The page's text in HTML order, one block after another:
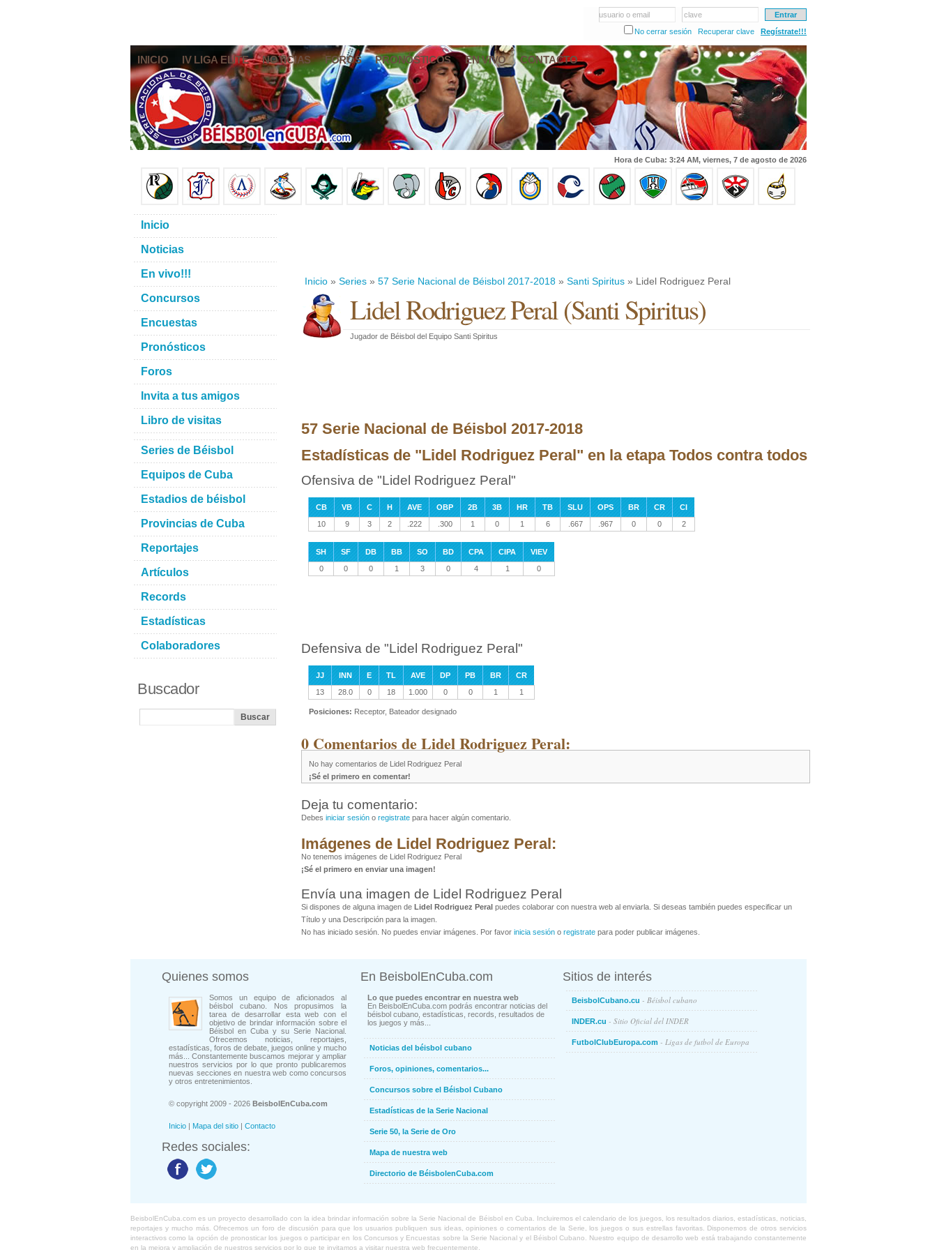
usuario o email
clave
No cerrar sesión
Recuperar clave Regístrate!!!
INICIO IV LIGA ELITE NOTICIAS FOROS PRONÓSTICOS EN VIVO CONTACTO
Hora de Cuba: 3:24 AM, viernes, 7 de agosto de 2026
Inicio » Series » 57 Serie Nacional de Béisbol 2017-2018 » Santi Spiritus » Lidel Rodriguez Peral
Lidel Rodriguez Peral(Santi Spiritus)
Jugador de Béisbol del Equipo Santi Spiritus
57 Serie Nacional de Béisbol 2017-2018
Estadísticas de "Lidel Rodriguez Peral" en la etapa Todos contra todos
Ofensiva de "Lidel Rodriguez Peral"
CB VB C H AVE OBP 2B 3B HR TB SLU OPS BR CR
CI
10
9 3 2 .222 .300 1 0 1 6 .667 .967 0 0 2
SH SF DB BB SO BD CPA CIPA
VIEV
0
0 0 1 3 0 4 1 0
Defensiva de "Lidel Rodriguez Peral"
JJ INN E TL AVE DP PB BR
CR
13
28.0 0 18 1.000 0 0 1 1
Posiciones: Receptor, Bateador designado
0 Comentarios de Lidel Rodriguez Peral:
No hay comentarios de Lidel Rodriguez Peral
¡Sé el primero en comentar!
Deja tu comentario:
Debes iniciar sesión o registrate para hacer algún comentario.
Imágenes de Lidel Rodriguez Peral:
No tenemos imágenes de Lidel Rodriguez Peral
¡Sé el primero en enviar una imagen!
Envía una imagen de Lidel Rodriguez Peral
Si dispones de alguna imagen de Lidel Rodriguez Peral puedes colaborar con nuestra web al enviarla. Si deseas también puedes especificar un
Título y una Descripción para la imagen.
No has iniciado sesión. No puedes enviar imágenes. Por favor inicia sesión o registrate para poder publicar imágenes.
Inicio
Noticias
En vivo!!!
Concursos
Encuestas
Pronósticos
Foros
Invita a tus amigos
Libro de visitas
Series de Béisbol
Equipos de Cuba
Estadios de béisbol
Provincias de Cuba
Reportajes
Artículos
Records
Estadísticas
Colaboradores
Buscador
Quienes somos
Somos un equipo de aficionados al
béisbol cubano. Nos propusimos la
tarea de desarrollar esta web con el
objetivo de brindar información sobre el
Béisbol en Cuba y su Serie Nacional.
Ofrecemos noticias, reportajes,
estadísticas, foros de debate, juegos online y mucho
más... Constantemente buscamos mejorar y ampliar
nuestros servicios por lo que pronto publicaremos
nuevas secciones en nuestra web como concursos
y otros entretenimientos.
© copyright 2009 - 2026 BeisbolEnCuba.com
Inicio | Mapa del sitio | Contacto
Redes sociales:
En BeisbolEnCuba.com
Lo que puedes encontrar en nuestra web
En BeisbolEnCuba.com podrás encontrar noticias del
béisbol cubano, estadísticas, records, resultados de
los juegos y más...
Noticias del béisbol cubano
Foros, opiniones, comentarios...
Concursos sobre el Béisbol Cubano
Estadísticas de la Serie Nacional
Serie 50, la Serie de Oro
Mapa de nuestra web
Directorio de BéisbolenCuba.com
Sitios de interés
BeisbolCubano.cu - Béisbol cubano
INDER.cu - Sitio Oficial del INDER
FutbolClubEuropa.com - Ligas de futbol de Europa
BeisbolEnCuba.com es un proyecto desarrollado con la idea brindar información sobre la Serie Nacional de Béisbol en Cuba. Incluiremos el calendario de los juegos, los resultados diarios, estadísticas, noticias,
reportajes y mucho más. Ofrecemos un foro de discusión para que los usuarios publiquen sus ideas, opiniones o comentarios de la Serie, los juegos o sus estrellas favoritas. Disponemos de otros servicios
interactivos como la opción de pronosticar los juegos o participar en los Concursos y Encuestas sobre la Serie Nacional y el Béisbol Cubano. Nuestro equipo de desarrollo web está trabajando constantemente
en la mejora y ampliación de nuestros servicios por lo que te invitamos a visitar nuestra web frecuentemente.